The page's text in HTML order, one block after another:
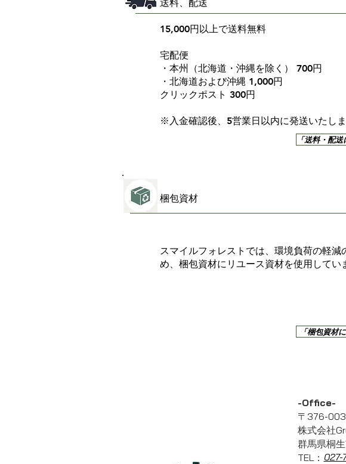
送料、配送
15,000円以上で送料無料
宅配便
・本州（北海道・沖縄を除く） 700円
・北海道および沖縄 1,000円
クリックポスト 300円
※入金確認後、5営業日以内に発送いたしま
「送料・配送
梱包資材
スマイルフォレストでは、環境負荷の軽減
め、梱包資材にリユース資材を使用してい
「梱包資材
-Office-
〒376-
株式会社
群馬県桐
TEL： 027-